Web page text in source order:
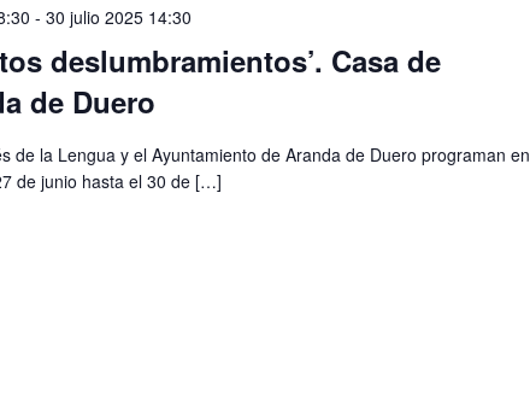
- 30 julio 2025 14:30
deslumbramientos’. Casa de
de Duero
de la Lengua y el Ayuntamiento de Aranda de Duero programan en
de junio hasta el 30 de […]